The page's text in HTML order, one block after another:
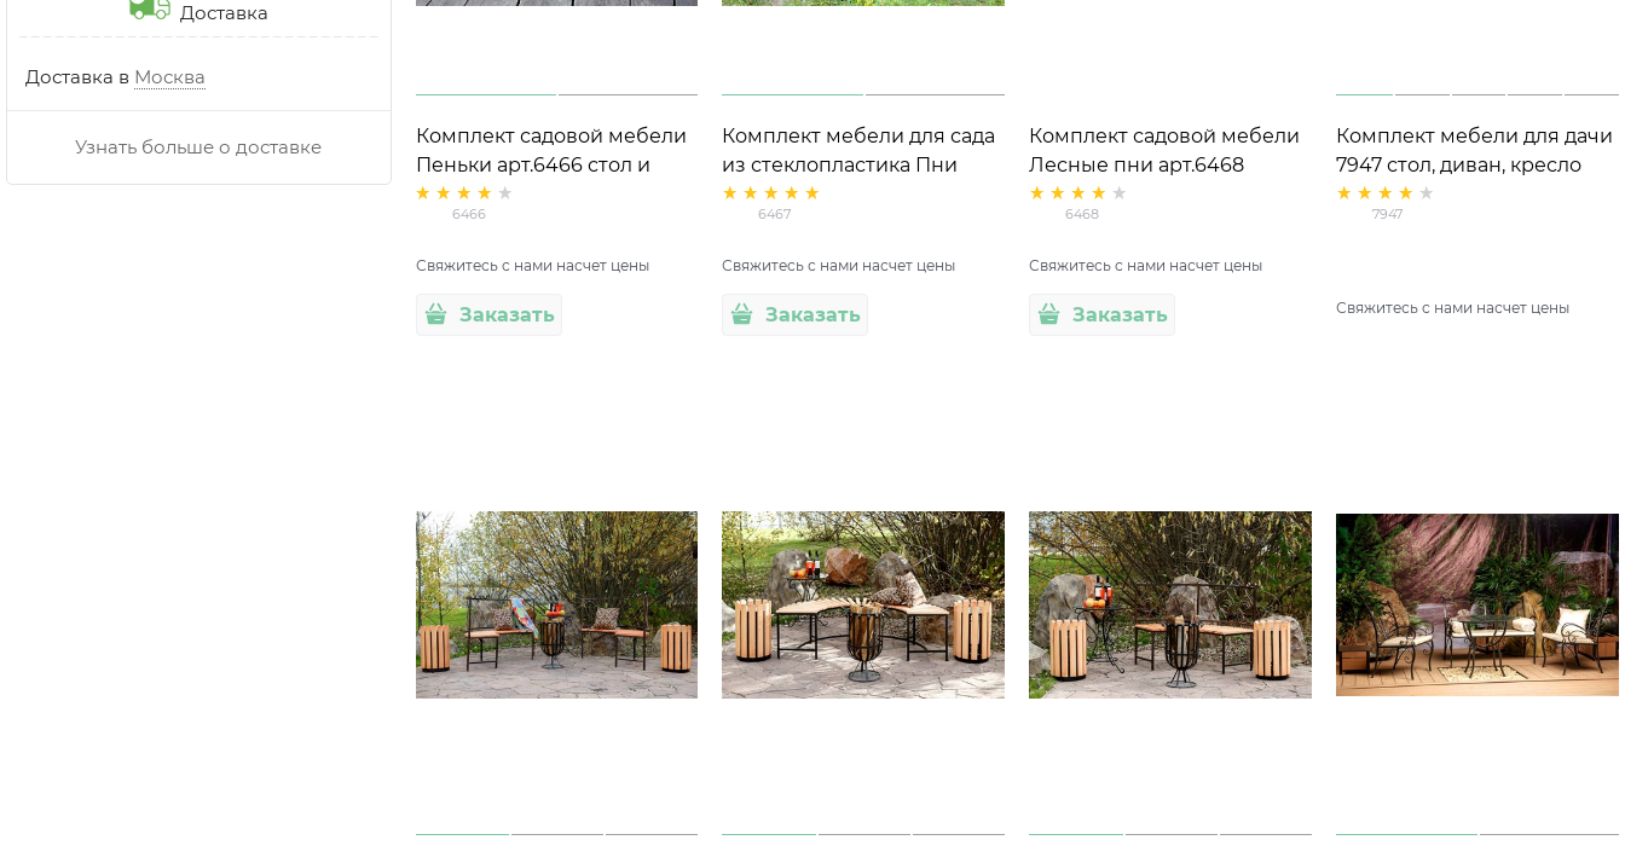
Доставка
Доставка в Москва
Узнать больше о доставке
Комплект садовой мебели
Пеньки арт.6466 стол и
стулья (4 шт.)
6466
Свяжитесь с нами насчет цены
Заказать
Комплект мебели для сада
из стеклопластика Пни
арт.6467 стол и 2 кресла
6467
Свяжитесь с нами насчет цены
Заказать
Комплект садовой мебели
Лесные пни арт.6468
стеклопластик
6468
Свяжитесь с нами насчет цены
Заказать
Комплект мебели для дачи
7947 стол, диван, кресло
(2шт), уличный камин
7947
Свяжитесь с нами насчет цены